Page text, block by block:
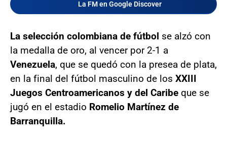
La FM en Google Discover
La selección colombiana de fútbol se alzó con
la medalla de oro, al vencer por 2-1 a
Venezuela, que se quedó con la presea de plata,
en la final del fútbol masculino de los XXIII
Juegos Centroamericanos y del Caribe que se
jugó en el estadio Romelio Martínez de
Barranquilla.